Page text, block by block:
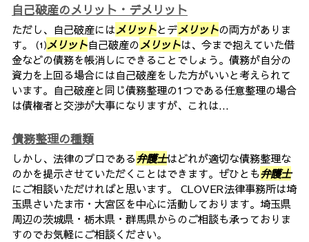
自己破産のメリット・デメリット
ただし、自己破産にはメリットとデメリットの両方がありま
す。 ⑴メリット自己破産のメリットは、今まで抱えていた借
金などの債務を帳消しにできることでしょう。債務が自分の
資力を上回る場合には自己破産をした方がいいと考えられて
います。自己破産と同じ債務整理の1つである任意整理の場合
は債権者と交渉が大事になりますが、これは...
債務整理の種類
しかし、法律のプロである弁護士はどれが適切な債務整理な
のかを提示させていただくことはできます。ぜひとも弁護士
にご相談いただければと思います。 CLOVER法律事務所は埼
玉県さいたま市・大宮区を中心に活動しております。埼玉県
周辺の茨城県・栃木県・群馬県からのご相談も承っておりま
すのでお気軽にご相談ください。